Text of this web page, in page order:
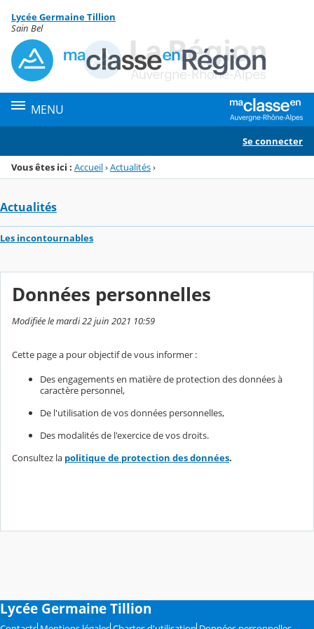
Menu de la rubrique
Contenu
Lycée Germaine Tillion
Sain Bel
MENU
Se connecter
Vous êtes ici : Accueil›Actualités›
Actualités
Les incontournables
Données personnelles
Modifiée le mardi 22 juin 2021 10:59
Cette page a pour objectif de vous informer :
Des engagements en matière de protection des données à
caractère personnel,
De l'utilisation de vos données personnelles,
Des modalités de l'exercice de vos droits.
Consultez la politique de protection des données.
Lycée Germaine Tillion